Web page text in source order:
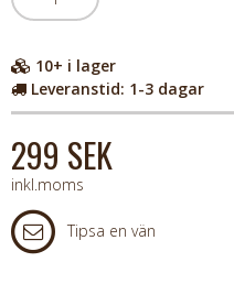
10+ i lager
Leveranstid: 1-3 dagar
299 SEK
inkl.moms
Tipsa en vän